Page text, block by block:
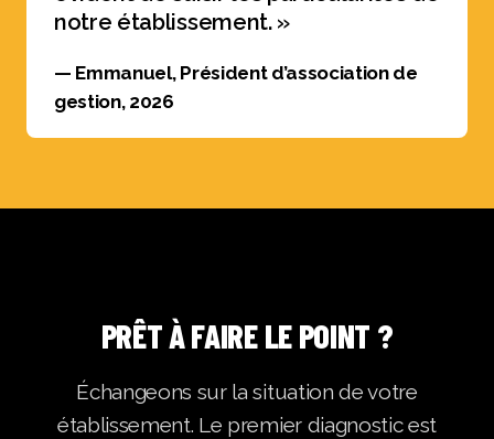
notre établissement. »
— Emmanuel, Président d’association de
gestion, 2026
PRÊT À FAIRE LE POINT ?
Échangeons sur la situation de votre
établissement. Le premier diagnostic est